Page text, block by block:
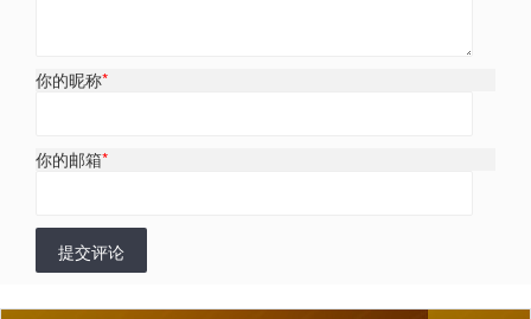
你的昵称*
你的邮箱*
提交评论